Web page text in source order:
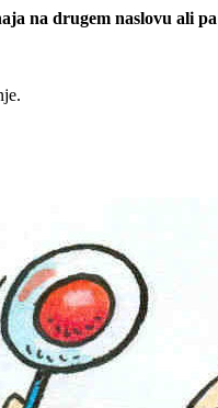
na drugem naslovu ali